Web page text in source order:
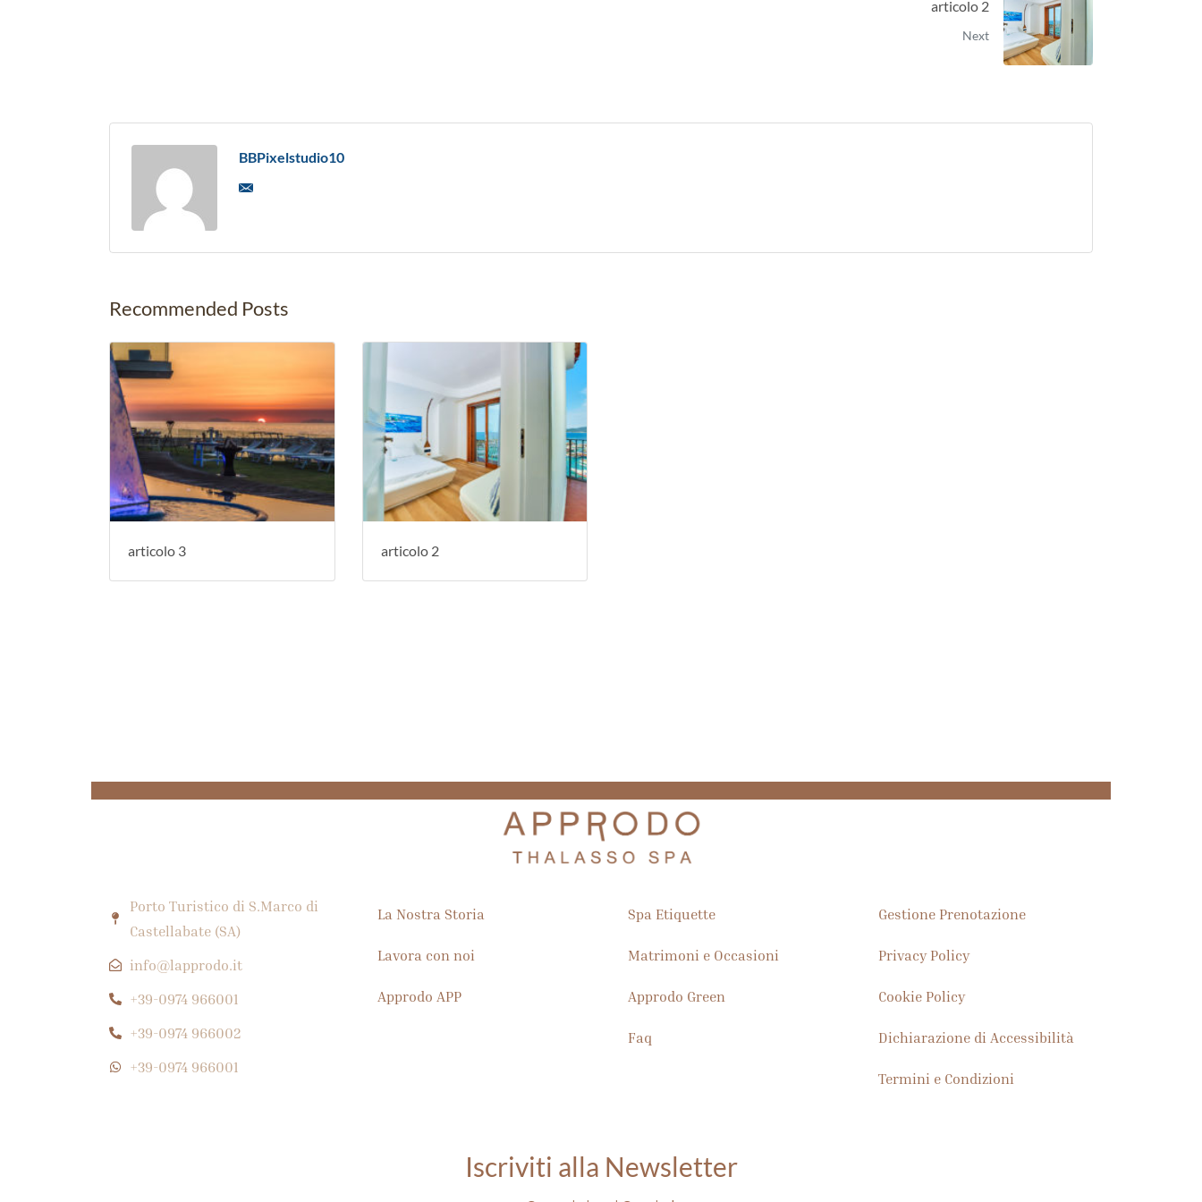
Identikit del viaggiatore ideale
Approdo Resort Thalasso SPA è la scelta perfetta per:
Coppie in cerca di romanticismo
che desiderano una cornice suggestiva fronte mare per occasioni speciali.
Appassionati di wellness che vogliono sperimentare i benefici terapeutici della thalassoterapia professionale.
Viaggiatori nel Sud Italiache cercano una base di alto livello per esplorare le bellezze della costa campana.
Amanti del design che apprezzano architetture moderne integrate armoniosamente nel contesto naturale del porto turistico.
Perché scegliere l'Approdo Resort Thalasso SPA per una vacanza
L'Approdo Resort Thalasso SPA è una meta d'eccellenza nel Sud Italia grazie al suo centro specializzato in thalassoterapia che utilizza acqua di mare pura per trattamenti rigeneranti. La
Quali sono i benefici della thalassoterapia offerta presso il resort?
Presso l'Approdo Resort Thalasso SPA, la thalassoterapia sfrutta le proprietà minerali dell'acqua di mare per favorire la distensione muscolare e il nutrimento della pelle. A differenza dei centri
È possibile accedere alla Thalasso SPA e alla spiaggia privata
Sì, l'Approdo Resort Thalasso SPA offre opzioni per ospiti esterni che desiderano usufruire del centro benessere e della sua posizione privilegiata sul porto turistico. È possibile prenotare
Com'è strutturata l'offerta gastronomica per chi cerca benessere e
Il ristorante dell'Approdo Resort Thalasso SPA propone una cucina che celebra la tradizione locale utilizzando ingredienti freschi del territorio a km zero. I menu sono pensati per integrare il
articolo 2
Next
BBPixelstudio10
Recommended Posts
articolo 3 articolo 2
Porto Turistico di S.Marco di
Castellabate (SA)
info@lapprodo.it
+39-0974 966001
+39-0974 966002
+39-0974 966001
La Nostra Storia
Lavora con noi
Approdo APP
Spa Etiquette
Matrimoni e Occasioni
Approdo Green
Faq
Gestione Prenotazione
Privacy Policy
Cookie Policy
Dichiarazione di Accessibilità
Termini e Condizioni
Iscriviti alla Newsletter